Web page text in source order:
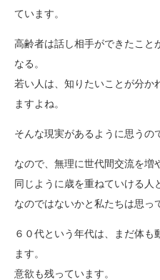
ています。
高齢者は話し相手ができたこと
なる。
若い人は、知りたいことが分か
ますよね。
そんな現実があるように思うの
なので、無理に世代間交流を増
同じように歳を重ねていける人
なのではないかと私たちは思っ
６０代という年代は、まだ体も
ます。
意欲も残っています。